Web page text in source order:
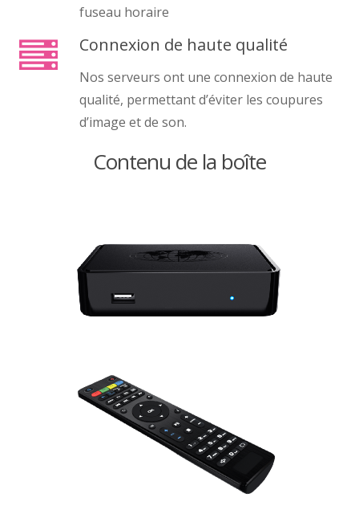
fuseau horaire
Connexion de haute qualité
Nos serveurs ont une connexion de haute
qualité, permettant d’éviter les coupures
d’image et de son.
Contenu de la boîte